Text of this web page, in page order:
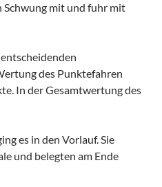
Schwung mit und fuhr mit
des Punktefahren
In der Gesamtwertung des
es in den Vorlauf. Sie
und belegten am Ende